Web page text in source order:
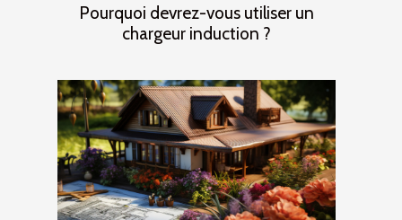
Pourquoi devrez-vous utiliser un
chargeur induction ?